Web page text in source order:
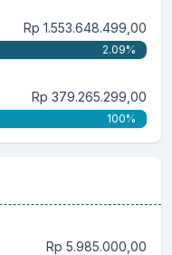
Rp 1.553.648.499,00
2.09%
Rp 379.265.299,00
100%
Rp 5.985.000,00